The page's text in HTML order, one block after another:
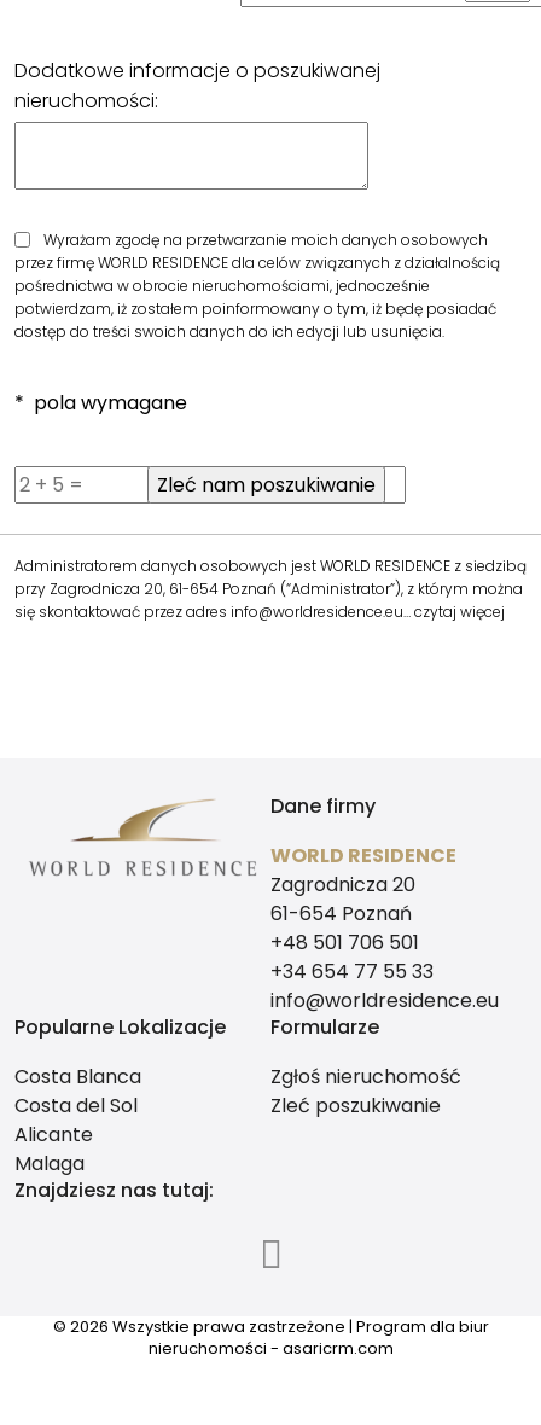
Dodatkowe informacje o poszukiwanej
nieruchomości:
Wyrażam zgodę na przetwarzanie moich danych osobowych
przez firmę WORLD RESIDENCE dla celów związanych z działalnością
pośrednictwa w obrocie nieruchomościami, jednocześnie
potwierdzam, iż zostałem poinformowany o tym, iż będę posiadać
dostęp do treści swoich danych do ich edycji lub usunięcia.
* pola wymagane
Administratorem danych osobowych jest WORLD RESIDENCE z siedzibą
przy Zagrodnicza 20, 61-654 Poznań (“Administrator”), z którym można
się skontaktować przez adres info@worldresidence.eu…czytaj więcej
Dane firmy
WORLD RESIDENCE
Zagrodnicza 20
61-654 Poznań
+48 501 706 501
+34 654 77 55 33
info@worldresidence.eu
Popularne Lokalizacje
Costa Blanca
Costa del Sol
Alicante
Malaga
Formularze
Zgłoś nieruchomość
Zleć poszukiwanie
Znajdziesz nas tutaj:
© 2026 Wszystkie prawa zastrzeżone | Program dla biur
nieruchomości - asaricrm.com